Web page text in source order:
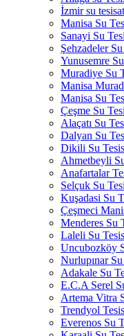
İzmir su
Manisa Su
Sanayi Su
Şehzadeler
Yunusemre
Muradiye Su
Manisa
Manisa Su
Çeşme Su
Alaçatı Su
Dalyan Su
Dikili Su
Ahmetbeyli
Anafartalar
Selçuk Su
Kuşadasi Su
Çeşmeci
Menderes Su
Laleli Su
Uncubozköy
Nurlupınar Su
Adakale Su
E.C.A Serel
Artema Vitra
Trendyol
Everenos Su